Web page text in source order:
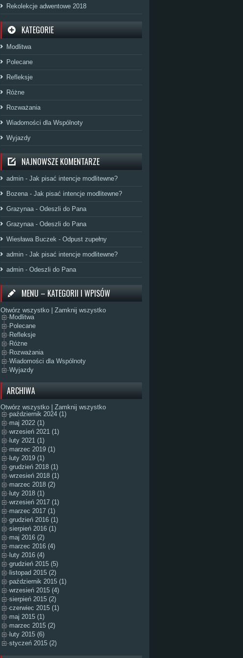
Rekolekcje adwentowe 2018
KATEGORIE
Modlitwa
Polecane
Refleksje
Różne
Rozważania
Wiadomości dla Wspólnoty
Wyjazdy
NAJNOWSZE KOMENTARZE
admin - Jak pisać intencje modlitewne?
Bozena- Jak pisać intencje modlitewne?
Grazynaa- Odeszli do Pana
Grazynaa- Odeszli do Pana
Wiesława Buczek - Odpust zupełny
admin - Jak pisać intencje modlitewne?
admin - Odeszli do Pana
MENU – KATEGORII I WPISÓW
Otwórz wszystko
Zamknij wszystko
Modlitwa
Polecane
Refleksje
Różne
Rozważania
Wiadomości dla Wspólnoty
Wyjazdy
ARCHIWA
Otwórz wszystko
Zamknij wszystko
październik 2024 (1)
maj 2022 (1)
wrzesień 2021 (1)
luty 2021 (1)
marzec 2019 (1)
luty 2019 (1)
grudzień 2018 (1)
wrzesień 2018 (1)
marzec 2018 (2)
luty 2018 (1)
wrzesień 2017 (1)
marzec 2017 (1)
grudzień 2016 (1)
sierpień 2016 (1)
maj 2016 (2)
marzec 2016 (4)
luty 2016 (4)
grudzień 2015 (5)
listopad 2015 (2)
październik 2015 (1)
wrzesień 2015 (4)
sierpień 2015 (2)
czerwiec 2015 (1)
maj 2015 (1)
marzec 2015 (2)
luty 2015 (6)
styczeń 2015 (2)